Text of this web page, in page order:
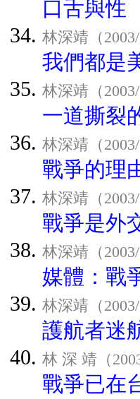
口舌與性
林深靖（2003/
我們都是
林深靖（2003/
一道撕裂
林深靖（2003/
戰爭的理
林深靖（2003/
戰爭是外
林深靖（2003/
媒體：戰
林深靖（2003/
護航者迷
林 深 靖（
戰爭已在